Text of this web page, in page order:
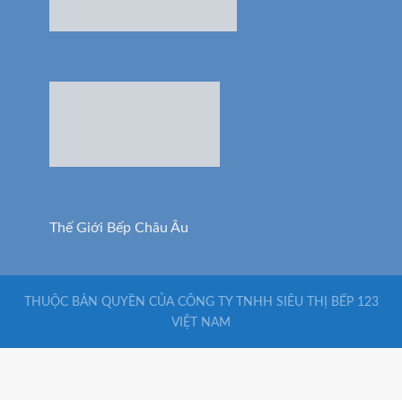
Thế Giới Bếp Châu Âu
THUỘC BẢN QUYỀN CỦA CÔNG TY TNHH SIÊU THỊ BẾP 123
VIỆT NAM